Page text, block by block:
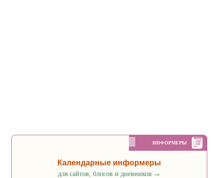
ИНФОРМЕРЫ
Календарные информеры
для сайтов, блогов и дневников →